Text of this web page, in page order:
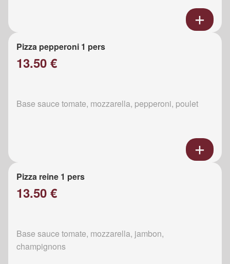
Pizza pepperoni 1 pers
13.50 €
Base sauce tomate, mozzarella, pepperoni, poulet
Pizza reine 1 pers
13.50 €
Base sauce tomate, mozzarella, jambon,
champignons